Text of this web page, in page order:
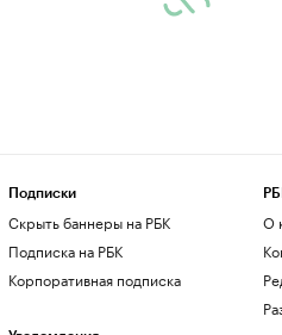
Подписки
Скрыть баннеры на РБК
Подписка на РБК
Корпоративная подписка
О